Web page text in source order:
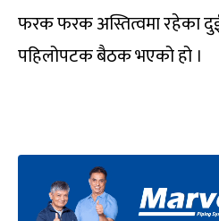
फरक फरक अस्तित्वमा रहेका
पहिलोपटक बैठक भएको हो ।